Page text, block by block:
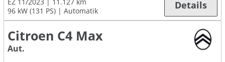
EZ 11/2023
11.127 km
96 kW (131 PS)
Automatik Details
Citroen C4 Max
Aut.